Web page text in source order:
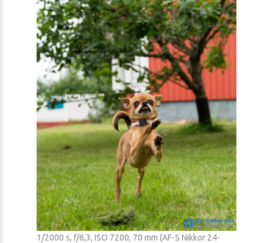
1/2000 s, f/6,3, ISO 7200, 70 mm (AF-S Nikkor 24-